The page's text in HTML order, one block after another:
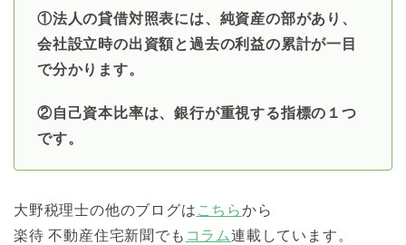
①法人の貸借対照表には、純資産の部があり、
会社設立時の出資額と過去の利益の累計が一目
で分かります。
②自己資本比率は、銀行が重視する指標の１つ
です。
大野税理士の他のブログは こちらから
楽待 不動産住宅新聞でも コラム連載しています。